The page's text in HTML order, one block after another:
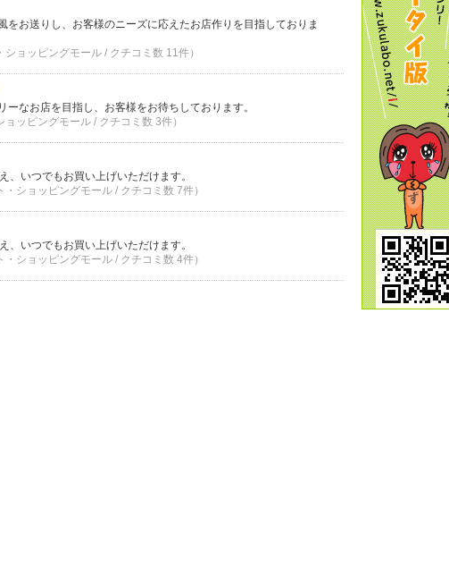
をお送りし、お客様のニーズに応えたお店作りを目指しておりま
ショッピングモール / クチコミ数 11件）
ーなお店を目指し、お客様をお待ちしております。
ョッピングモール / クチコミ数 3件）
、いつでもお買い上げいただけます。
・ショッピングモール / クチコミ数 7件）
、いつでもお買い上げいただけます。
・ショッピングモール / クチコミ数 4件）